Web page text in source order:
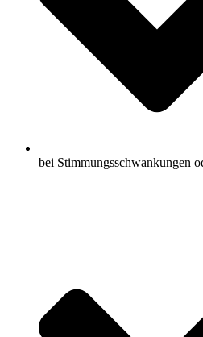
bei Stimmungsschwankungen